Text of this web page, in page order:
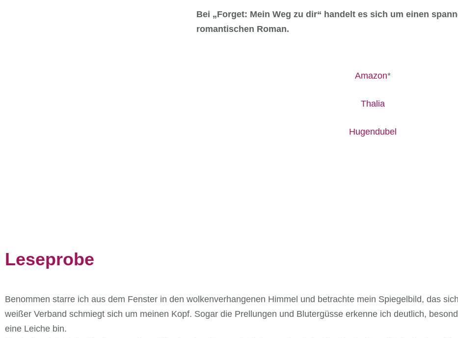
Bei „Forget: Mein Weg zu dir“ handelt es sich um einen
romantischen Roman.
Amazon*
Thalia
Hugendubel
Leseprobe
Benommen starre ich aus dem Fenster in den wolkenverhangenen Himmel und betrachte mein Spiegelbild, das
weißer Verband schmiegt sich um meinen Kopf. Sogar die Prellungen und Blutergüsse erkenne ich deutlich,
eine Leiche bin.